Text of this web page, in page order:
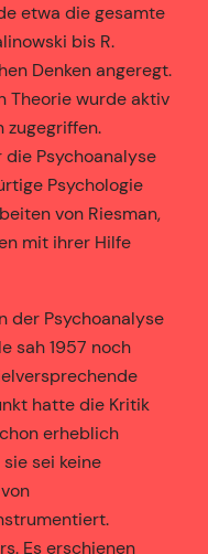
etwa die gesamte
bis R.
Denken angeregt.
Theorie wurde aktiv
zugegriffen.
die Psychoanalyse
Psychologie
von Riesman,
mit ihrer Hilfe
der Psychoanalyse
sah 1957 noch
hatte die Kritik
erheblich
sei keine
Es erschienen